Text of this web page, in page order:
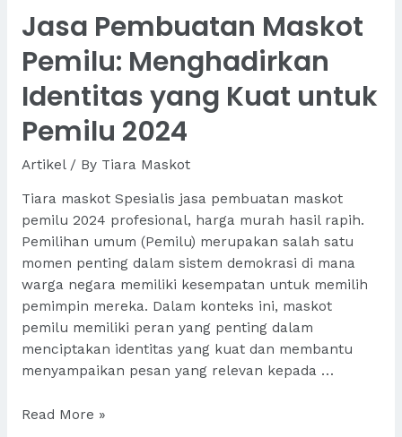
Jasa Pembuatan Maskot
Pemilu: Menghadirkan
Identitas yang Kuat untuk
Pemilu 2024
Artikel/ By Tiara Maskot
Tiara maskot Spesialis jasa pembuatan maskot
pemilu 2024 profesional, harga murah hasil rapih.
Pemilihan umum (Pemilu) merupakan salah satu
momen penting dalam sistem demokrasi di mana
warga negara memiliki kesempatan untuk memilih
pemimpin mereka. Dalam konteks ini, maskot
pemilu memiliki peran yang penting dalam
menciptakan identitas yang kuat dan membantu
menyampaikan pesan yang relevan kepada …
Jasa
Read More »